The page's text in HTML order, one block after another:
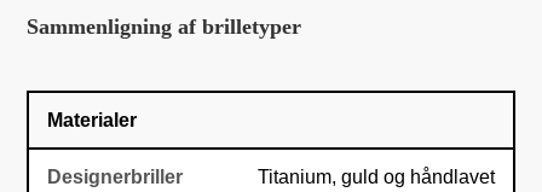
Sammenligning af brilletyper
Materialer
Titanium, guld og håndlavet